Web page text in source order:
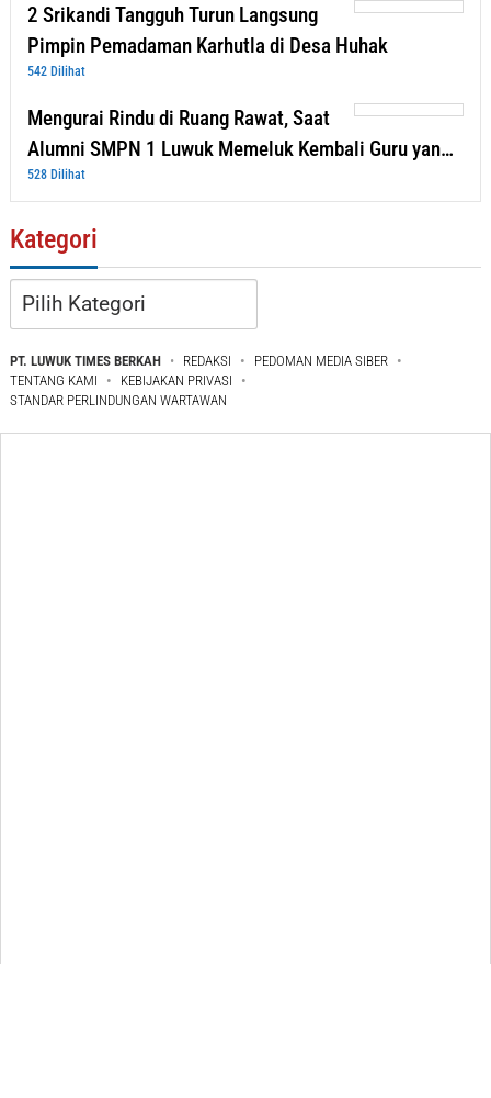
2 Srikandi Tangguh Turun Langsung
Pimpin Pemadaman Karhutla di Desa Huhak
542 Dilihat
Mengurai Rindu di Ruang Rawat, Saat
Alumni SMPN 1 Luwuk Memeluk Kembali Guru yan…
528 Dilihat
Kategori
Kategori
PT. LUWUK TIMES BERKAH REDAKSI
PEDOMAN MEDIA SIBER
TENTANG KAMI
KEBIJAKAN PRIVASI
STANDAR PERLINDUNGAN WARTAWAN